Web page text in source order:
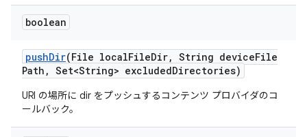
boolean
pushDir(File localFileDir, String deviceFile
Path , Set<String> excludedDirectories)
URI の場所に dir をプッシュするコンテンツ プロバイダのコ
ールバック。